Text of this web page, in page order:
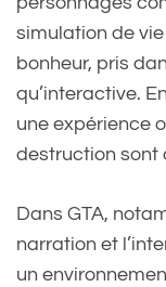
simulation de
bonheur, pris
qu’interactive.
une expérience
destruction sont
Dans GTA,
narration et
un